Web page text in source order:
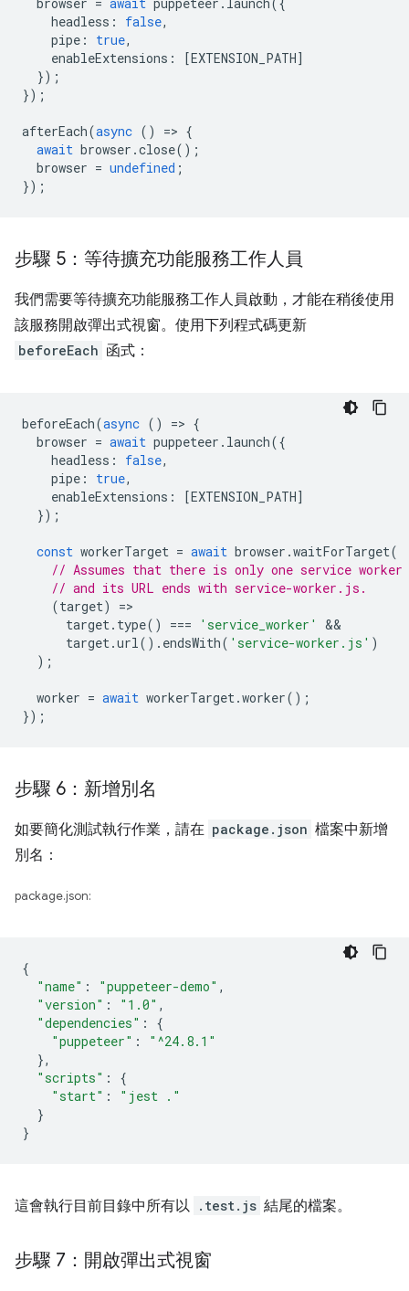
headless : false,
pipe : true,
enableExtensions : [EXTENSION_PATH]
});
});
afterEach(async () => {
await browser .close();
browser = undefined ;
});
步驟 5：等待擴充功能服務工作人員
我們需要等待擴充功能服務工作人員啟動，才能在稍後使用
該服務開啟彈出式視窗。使用下列程式碼更新
beforeEach 函式：
beforeEach(async () => {
browser = await puppeteer . launch({
headless : false,
pipe : true,
enableExtensions : [EXTENSION_PATH]
});
const workerTarget = await browser .waitForTarget(
// Assumes that there is only one service worker
// and its URL ends with service-worker.js.
(target) =
target. type() === 'service_worker'
target.url(). endsWith( 'service-worker.js' )
);
worker = await workerTarget.worker();
});
步驟 6：新增別名
如要簡化測試執行作業，請在 package.json 檔案中新增
別名：
package.json:
{
"name" : "puppeteer-demo" ,
"version" : "1.0" ,
"dependencies" :
{
"puppeteer" :
"^24.8.1"
},
"scripts" :
{
"start" :
"jest ."
}
}
這會執行目前目錄中所有以 .test.js 結尾的檔案。
步驟 7：開啟彈出式視窗